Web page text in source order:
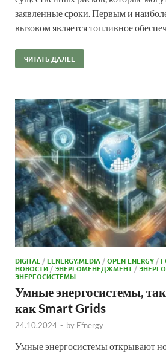
заявленные сроки. Первым и
вызовом является топливное
ЧИТАТЬ ДАЛЕЕ
DIGITAL /EENERGY.MEDIA /OPEN ENERGY /
НОВОСТИ /ЭНЕРГОМЕНЕДЖМЕНТ /
ЭНЕРГОСИСТЕМЫ
Умные энергосистемы,
как Smart Grids
24.10.2024 - by E²nergy
Умные энергосистемы открывают